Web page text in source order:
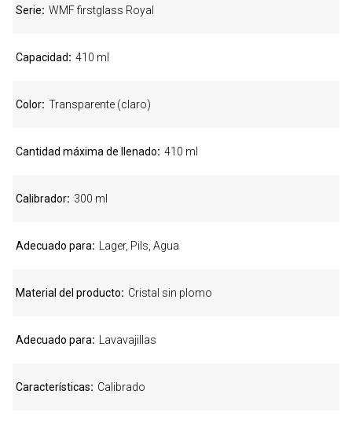
Serie WMF firstglass Royal
Capacidad 410 ml
Color Transparente (claro)
Cantidad máxima de llenado 410 ml
Calibrador 300 ml
Adecuado para Lager, Pils, Agua
Material del producto Cristal sin plomo
Adecuado para Lavavajillas
Características Calibrado